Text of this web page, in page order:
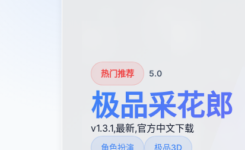
热门推荐 5.0
极品采花郎
v1.3.1,最新,官方中文下载
角色扮演 极品3D